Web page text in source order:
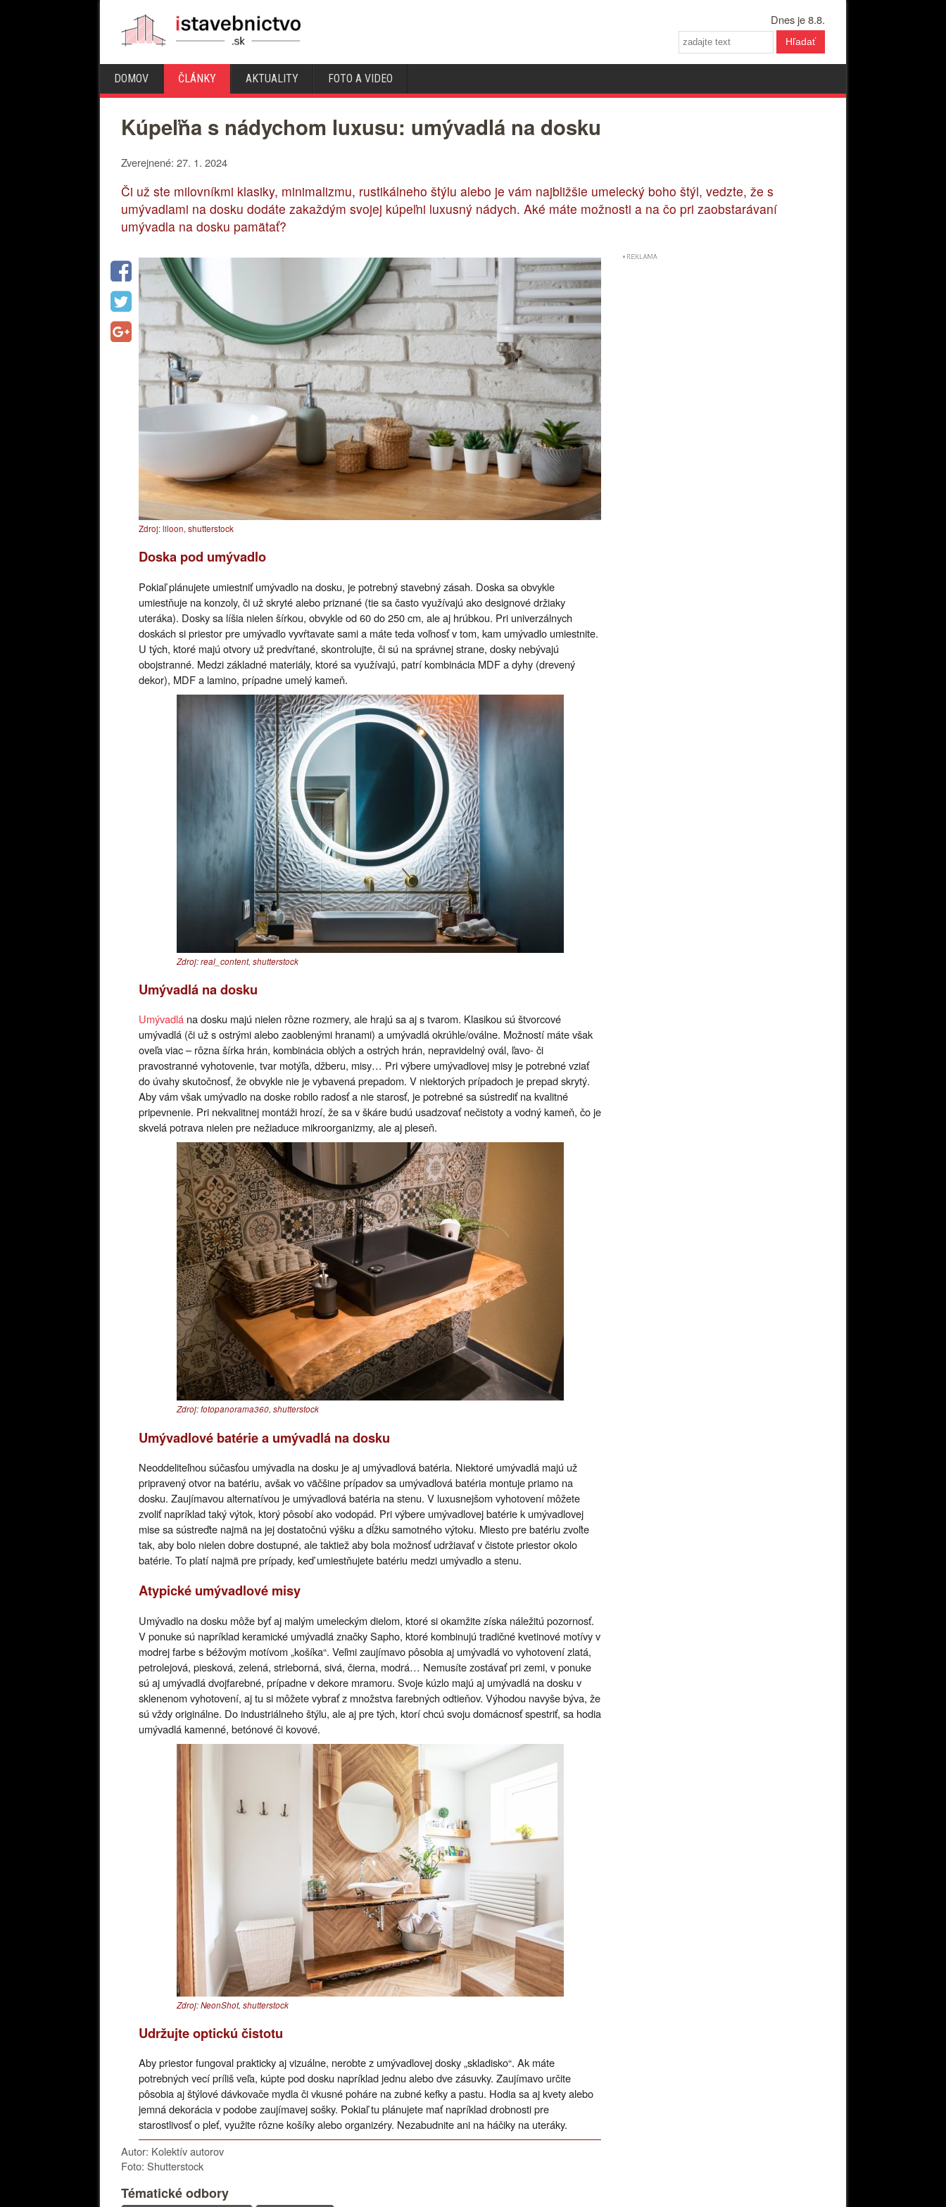
Dnes je 8.8.
Hľadať
DOMOV ČLÁNKY AKTUALITY FOTO A VIDEO
Kúpeľňa s nádychom luxusu: umývadlá na dosku
Zverejnené: 27. 1. 2024
Či už ste milovníkmi klasiky, minimalizmu, rustikálneho štýlu alebo je vám najbližšie umelecký boho štýl, vedzte, že s
umývadlami na dosku dodáte zakaždým svojej kúpeľni luxusný nádych. Aké máte možnosti a na čo pri zaobstarávaní
umývadla na dosku pamätať?
Zdroj: liloon, shutterstock
Doska pod umývadlo
Pokiaľ plánujete umiestniť umývadlo na dosku, je potrebný stavebný zásah. Doska sa obvykle
umiestňuje na konzoly, či už skryté alebo priznané (tie sa často využívajú ako designové držiaky
uteráka). Dosky sa líšia nielen šírkou, obvykle od 60 do 250 cm, ale aj hrúbkou. Pri univerzálnych
doskách si priestor pre umývadlo vyvŕtavate sami a máte teda voľnosť v tom, kam umývadlo umiestnite.
U tých, ktoré majú otvory už predvŕtané, skontrolujte, či sú na správnej strane, dosky nebývajú
obojstranné. Medzi základné materiály, ktoré sa využívajú, patrí kombinácia MDF a dyhy (drevený
dekor), MDF a lamino, prípadne umelý kameň.
Zdroj: real_content, shutterstock
Umývadlá na dosku
Umývadlá na dosku majú nielen rôzne rozmery, ale hrajú sa aj s tvarom. Klasikou sú štvorcové
umývadlá (či už s ostrými alebo zaoblenými hranami) a umývadlá okrúhle/oválne. Možností máte však
oveľa viac – rôzna šírka hrán, kombinácia oblých a ostrých hrán, nepravidelný ovál, ľavo- či
pravostranné vyhotovenie, tvar motýľa, džberu, misy… Pri výbere umývadlovej misy je potrebné vziať
do úvahy skutočnosť, že obvykle nie je vybavená prepadom. V niektorých prípadoch je prepad skrytý.
Aby vám však umývadlo na doske robilo radosť a nie starosť, je potrebné sa sústrediť na kvalitné
pripevnenie. Pri nekvalitnej montáži hrozí, že sa v škáre budú usadzovať nečistoty a vodný kameň, čo je
skvelá potrava nielen pre nežiaduce mikroorganizmy, ale aj pleseň.
Zdroj: fotopanorama360, shutterstock
Umývadlové batérie a umývadlá na dosku
Neoddeliteľnou súčasťou umývadla na dosku je aj umývadlová batéria. Niektoré umývadlá majú už
pripravený otvor na batériu, avšak vo väčšine prípadov sa umývadlová batéria montuje priamo na
dosku. Zaujímavou alternatívou je umývadlová batéria na stenu. V luxusnejšom vyhotovení môžete
zvoliť napríklad taký výtok, ktorý pôsobí ako vodopád. Pri výbere umývadlovej batérie k umývadlovej
mise sa sústreďte najmä na jej dostatočnú výšku a dĺžku samotného výtoku. Miesto pre batériu zvoľte
tak, aby bolo nielen dobre dostupné, ale taktiež aby bola možnosť udržiavať v čistote priestor okolo
batérie. To platí najmä pre prípady, keď umiestňujete batériu medzi umývadlo a stenu.
Atypické umývadlové misy
Umývadlo na dosku môže byť aj malým umeleckým dielom, ktoré si okamžite získa náležitú pozornosť.
V ponuke sú napríklad keramické umývadlá značky Sapho, ktoré kombinujú tradičné kvetinové motívy v
modrej farbe s béžovým motívom „košíka“. Veľmi zaujímavo pôsobia aj umývadlá vo vyhotovení zlatá,
petrolejová, piesková, zelená, strieborná, sivá, čierna, modrá… Nemusíte zostávať pri zemi, v ponuke
sú aj umývadlá dvojfarebné, prípadne v dekore mramoru. Svoje kúzlo majú aj umývadlá na dosku v
sklenenom vyhotovení, aj tu si môžete vybrať z množstva farebných odtieňov. Výhodou navyše býva, že
sú vždy originálne. Do industriálneho štýlu, ale aj pre tých, ktorí chcú svoju domácnosť spestriť, sa hodia
umývadlá kamenné, betónové či kovové.
Zdroj: NeonShot, shutterstock
Udržujte optickú čistotu
Aby priestor fungoval prakticky aj vizuálne, nerobte z umývadlovej dosky „skladisko“. Ak máte
potrebných vecí príliš veľa, kúpte pod dosku napríklad jednu alebo dve zásuvky. Zaujímavo určite
pôsobia aj štýlové dávkovače mydla či vkusné poháre na zubné kefky a pastu. Hodia sa aj kvety alebo
jemná dekorácia v podobe zaujímavej sošky. Pokiaľ tu plánujete mať napríklad drobnosti pre
starostlivosť o pleť, využite rôzne košíky alebo organizéry. Nezabudnite ani na háčiky na uteráky.
Autor: Kolektív autorov
Foto: Shutterstock
Tématické odbory